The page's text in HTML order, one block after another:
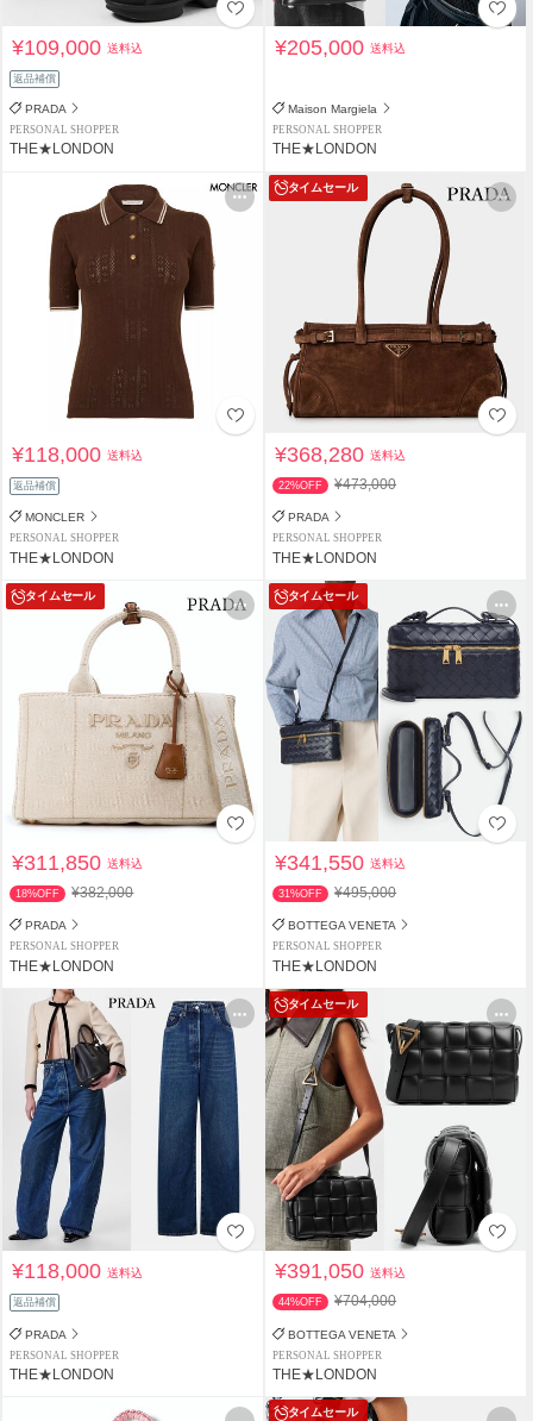
¥109,000送料込
返品補償
PRADA
PERSONAL SHOPPER
THE★LONDON
¥205,000送料込
Maison Margiela
PERSONAL SHOPPER
THE★LONDON
¥118,000送料込
返品補償
MONCLER
PERSONAL SHOPPER
THE★LONDON
タイムセール
¥368,280送料込
22%OFF ¥473,000
PRADA
PERSONAL SHOPPER
THE★LONDON
タイムセール
¥311,850送料込
18%OFF ¥382,000
PRADA
PERSONAL SHOPPER
THE★LONDON
タイムセール
¥341,550送料込
31%OFF ¥495,000
BOTTEGA VENETA
PERSONAL SHOPPER
THE★LONDON
¥118,000送料込
返品補償
PRADA
PERSONAL SHOPPER
THE★LONDON
タイムセール
¥391,050送料込
44%OFF ¥704,000
BOTTEGA VENETA
PERSONAL SHOPPER
THE★LONDON
タイムセール